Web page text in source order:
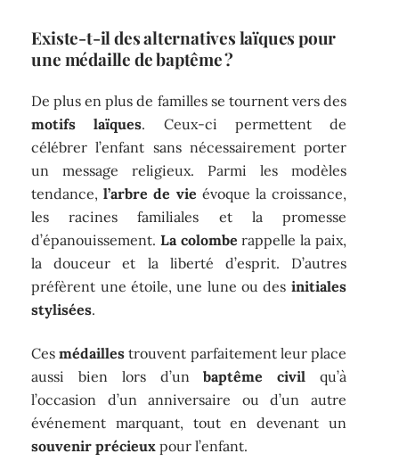
Existe-t-il des alternatives laïques pour
une médaille de baptême ?
De plus en plus de familles se tournent vers des
motifs laïques. Ceux-ci permettent de
célébrer l’enfant sans nécessairement porter
un message religieux. Parmi les modèles
tendance,l’arbre de vie évoque la croissance,
les racines familiales et la promesse
d’épanouissement.La colombe rappelle la paix,
la douceur et la liberté d’esprit. D’autres
préfèrent une étoile, une lune ou des initiales
stylisées.
Cesmédailles trouvent parfaitement leur place
aussi bien lors d’unbaptême civilqu’à
l’occasion d’un anniversaire ou d’un autre
événement marquant, tout en devenant un
souvenir précieux pour l’enfant.